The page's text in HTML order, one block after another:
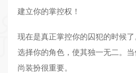
建立你的掌控权！
现在是真正掌控你的囚犯的时候
选择你的角色，使其独一无二。
尚装扮很重要。